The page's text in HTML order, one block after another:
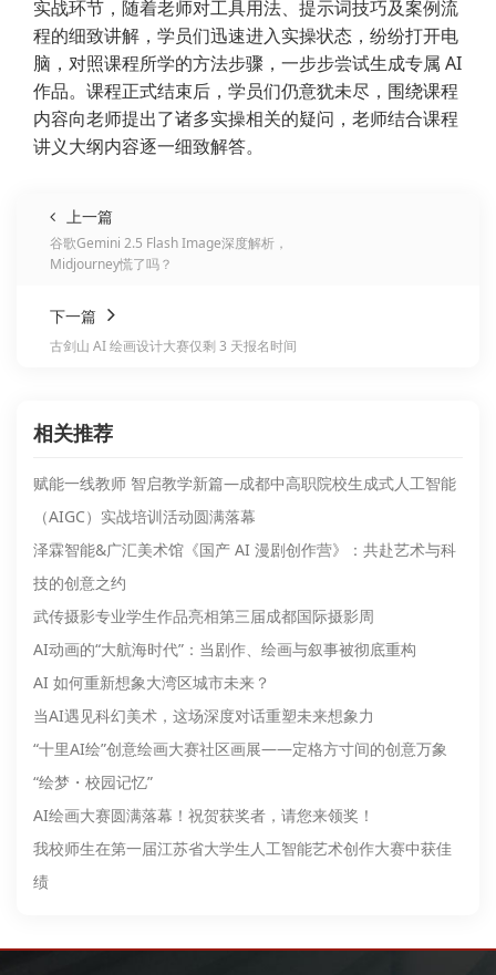
实战环节，随着老师对工具用法、提示词技巧及案例流
程的细致讲解，学员们迅速进入实操状态，纷纷打开电
脑，对照课程所学的方法步骤，一步步尝试生成专属 AI
作品。课程正式结束后，学员们仍意犹未尽，围绕课程
内容向老师提出了诸多实操相关的疑问，老师结合课程
讲义大纲内容逐一细致解答。
上一篇
谷歌Gemini 2.5 Flash Image深度解析，
Midjourney慌了吗？
下一篇
古剑山 AI 绘画设计大赛仅剩 3 天报名时间
相关推荐
赋能一线教师 智启教学新篇—成都中高职院校生成式人工智能
（AIGC）实战培训活动圆满落幕
泽霖智能&广汇美术馆《国产 AI 漫剧创作营》：共赴艺术与科
技的创意之约
武传摄影专业学生作品亮相第三届成都国际摄影周
AI动画的“大航海时代”：当剧作、绘画与叙事被彻底重构
AI 如何重新想象大湾区城市未来？
当AI遇见科幻美术，这场深度对话重塑未来想象力
“十里AI绘”创意绘画大赛社区画展——定格方寸间的创意万象
“绘梦・校园记忆”
AI绘画大赛圆满落幕！祝贺获奖者，请您来领奖！
我校师生在第一届江苏省大学生人工智能艺术创作大赛中获佳
绩